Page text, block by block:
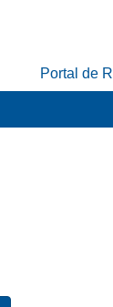
Portal de